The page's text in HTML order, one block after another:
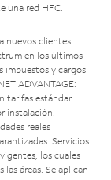
una red HFC.
nuevos clientes
en los últimos
impuestos y cargos
ADVANTAGE:
tarifas estándar
instalación.
reales
Servicios
los cuales
áreas. Se aplican